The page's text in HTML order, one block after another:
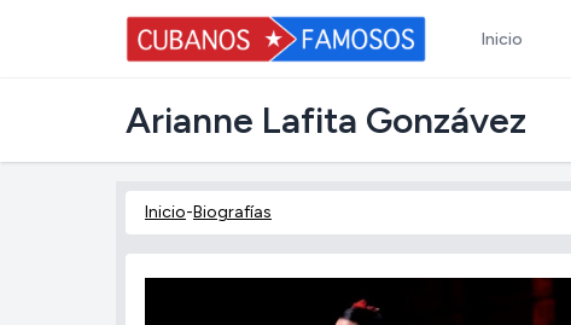
Inicio
Arianne Lafita Gonzávez
Inicio-Biografías